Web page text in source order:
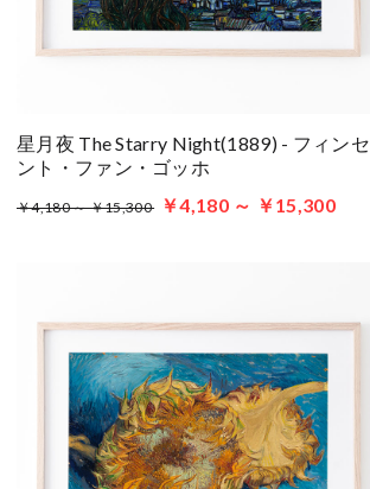
星月夜 The Starry Night(1889) - フィンセ
ント・ファン・ゴッホ
￥4,180 ～ ￥15,300 ￥4,180 ～ ￥15,300